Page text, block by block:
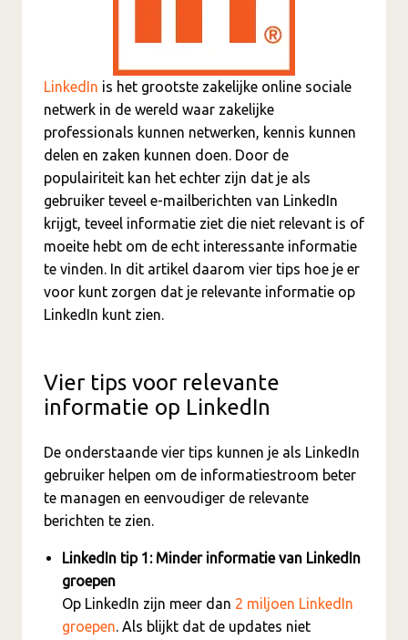
LinkedIn is het grootste zakelijke online sociale
netwerk in de wereld waar zakelijke
professionals kunnen netwerken, kennis kunnen
delen en zaken kunnen doen. Door de
populairiteit kan het echter zijn dat je als
gebruiker teveel e-mailberichten van LinkedIn
krijgt, teveel informatie ziet die niet relevant is of
moeite hebt om de echt interessante informatie
te vinden. In dit artikel daarom vier tips hoe je er
voor kunt zorgen dat je relevante informatie op
LinkedIn kunt zien.
Vier tips voor relevante
informatie op LinkedIn
De onderstaande vier tips kunnen je als LinkedIn
gebruiker helpen om de informatiestroom beter
te managen en eenvoudiger de relevante
berichten te zien.
LinkedIn tip 1: Minder informatie van LinkedIn
groepen
Op LinkedIn zijn meer dan 2 miljoen LinkedIn
groepen. Als blijkt dat de updates niet